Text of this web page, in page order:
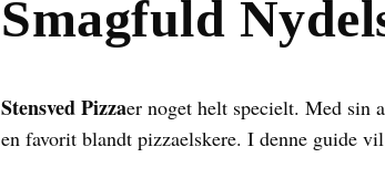
Smagfuld
Stensved Pizzaer noget helt specielt. Med sin
en favorit blandt pizzaelskere. I denne guide